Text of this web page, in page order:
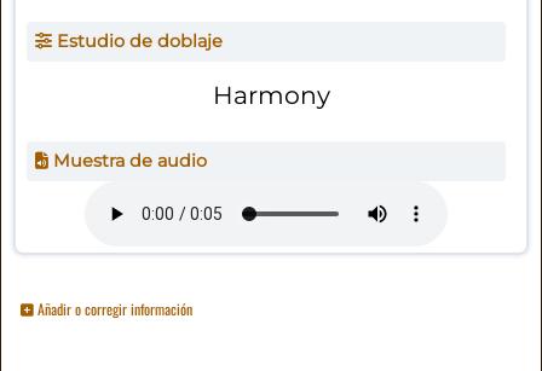
Estudio de doblaje
Harmony
Muestra de audio
Añadir o corregir información